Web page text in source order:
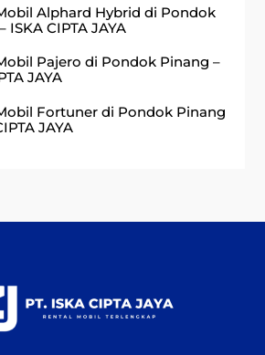
Alphard Hybrid di Pondok
ISKA CIPTA JAYA
Pajero di Pondok Pinang –
JAYA
Fortuner di Pondok Pinang
JAYA